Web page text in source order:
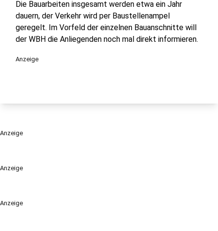
Anzeige
Anzeige
Die Bauarbeiten insgesamt werden etwa ein Jahr
dauern, der Verkehr wird per Baustellenampel
geregelt. Im Vorfeld der einzelnen Bauanschnitte will
der WBH die Anliegenden noch mal direkt informieren.
Anzeige
Anzeige